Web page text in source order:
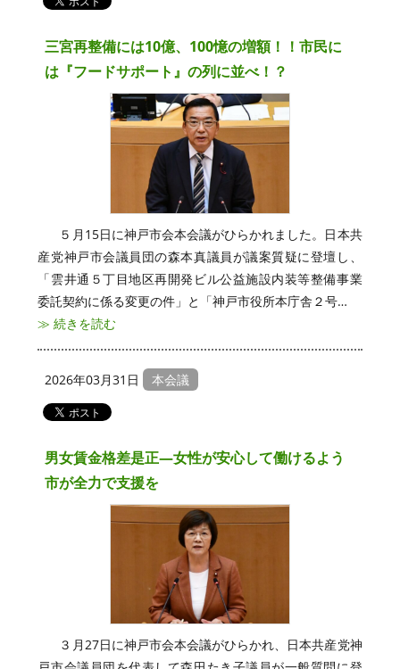
三宮再整備には10億、100憶の増額！！市民に
は『フードサポート』の列に並べ！？
５月15日に神戸市会本会議がひらかれました。日本共
産党神戸市会議員団の森本真議員が議案質疑に登壇し、
「雲井通５丁目地区再開発ビル公益施設内装等整備事業
委託契約に係る変更の件」と「神戸市役所本庁舎２号…
≫ 続きを読む
2026年03月31日 本会議
男女賃金格差是正―女性が安心して働けるよう
市が全力で支援を
３月27日に神戸市会本会議がひらかれ、日本共産党神